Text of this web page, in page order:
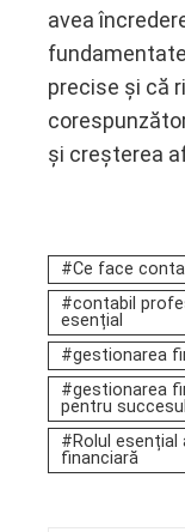
avea
precise și că
și creșterea
Ce face
contabil
esențial
gestionarea
gestionarea
pentru
Rolul
financiară